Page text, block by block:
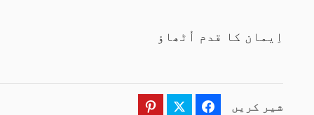
اِیمان کا قدم اُٹھاؤ
شیر کریں Facebook
Twitter